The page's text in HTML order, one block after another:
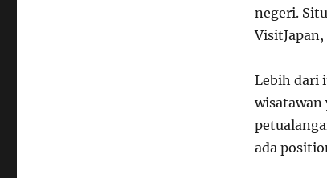
negeri.
Lebih dari
wisatawan
ada